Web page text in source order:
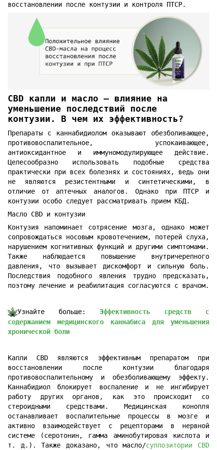
восстановлении после контузии и контроля ПТСР.
CBD капли и масло — влияние на
уменьшение последствий после
контузии. В чем их эффективность?
Препараты с каннабидиолом оказывают обезболивающее,
противовоспалительное, успокаивающее,
антиоксидантное и иммуномодулирующее действие.
Целесообразно использовать подобные средства
практически при всех болезнях и состояниях, ведь они
не являются резистентными и синтетическими, в
отличие от аптечных аналогов. Однако при ПТСР и
контузии особо следует рассматривать прием КБД.
Масло CBD и контузии
Контузия напоминает сотрясение мозга, однако может
сопровождаться носовым кровотечением, потерей слуха,
нарушением когнитивных функций и другими симптомами.
Также наблюдается повышение внутричерепного
давления, что вызывает дискомфорт и сильную боль.
Последствия подобного явления трудно предсказать,
поэтому лечение и реабилитация согласуются с врачом.
Узнайте больше: Эффективность средств с
содержанием медицинского каннабиса для уменьшения
хронической боли
Капли CBD являются эффективным препаратом при
восстановлении после контузии благодаря
противовоспалительному и обезболивающему эффекту.
Каннабидиол блокирует воспаление и не ингибирует
работу других органов, как это происходит со
стероидными средствами. Медицинская конопля
останавливает воспалительные процессы в мозге и
активно взаимодействует с рецепторами в нервной
системе (серотонин, гамма аминобутировая кислота и
т. д.). Также доказано, что масло/суппозитории CBD